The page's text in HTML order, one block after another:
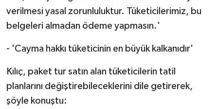
verilmesi yasal zorunluluktur. Tüketicilerimiz, bu
belgeleri almadan ödeme yapmasın.'
- 'Cayma hakkı tüketicinin en büyük kalkanıdır'
Kılıç, paket tur satın alan tüketicilerin tatil
planlarını değiştirebileceklerini dile getirerek,
şöyle konuştu: